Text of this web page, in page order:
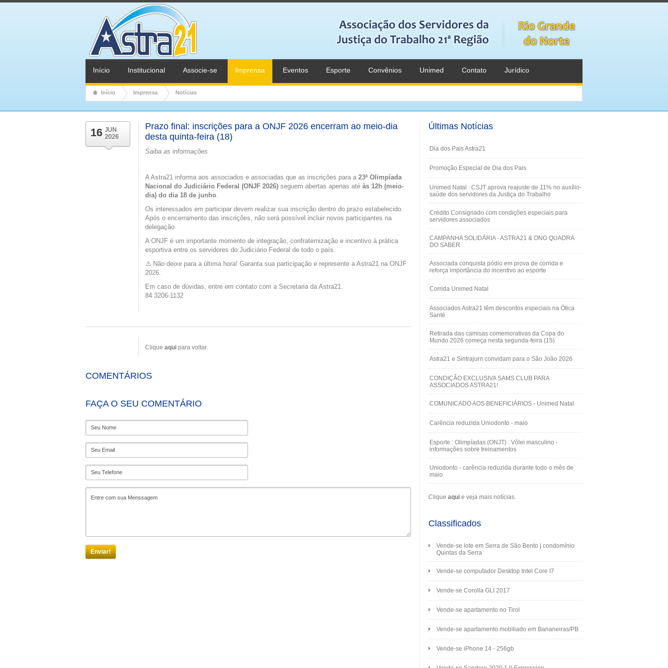
Início Institucional Associe-se Imprensa Eventos Esporte Convênios Unimed Contato Jurídico
Início Imprensa Notícias
16 JUN
2026
Prazo final: inscrições para a ONJF 2026 encerram ao meio-dia
desta quinta-feira (18)
Saiba as informações
A Astra21 informa aos associados e associadas que as inscrições para a 23ª Olimpíada
Nacional do Judiciário Federal (ONJF 2026) seguem abertas apenas até às 12h (meio-
dia) do dia 18 de junho.
Os interessados em participar devem realizar sua inscrição dentro do prazo estabelecido.
Após o encerramento das inscrições, não será possível incluir novos participantes na
delegação.
A ONJF é um importante momento de integração, confraternização e incentivo à prática
esportiva entre os servidores do Judiciário Federal de todo o país.
⚠️ Não deixe para a última hora! Garanta sua participação e represente a Astra21 na ONJF
2026.
Em caso de dúvidas, entre em contato com a Secretaria da Astra21.
84 3206-1132
Clique aqui para voltar.
COMENTÁRIOS
FAÇA O SEU COMENTÁRIO
Enviar!
Últimas Notícias
Dia dos Pais Astra21
Promoção Especial de Dia dos Pais
Unimed Natal : CSJT aprova reajuste de 11% no auxílio-
saúde dos servidores da Justiça do Trabalho
Crédito Consignado com condições especiais para
servidores associados
CAMPANHA SOLIDÁRIA - ASTRA21 & ONG QUADRA
DO SABER
Associada conquista pódio em prova de corrida e
reforça importância do incentivo ao esporte
Corrida Unimed Natal
Associados Astra21 têm descontos especiais na Ótica
Santé
Retirada das camisas comemorativas da Copa do
Mundo 2026 começa nesta segunda-feira (15)
Astra21 e Sintrajurn convidam para o São João 2026
CONDIÇÃO EXCLUSIVA SAMS CLUB PARA
ASSOCIADOS ASTRA21!
COMUNICADO AOS BENEFICIÁRIOS - Unimed Natal
Carência reduzida Uniodonto - maio
Esporte : Olimpíadas (ONJT) : Vôlei masculino -
informações sobre treinamentos
Uniodonto - carência reduzida durante todo o mês de
maio
Clique aqui e veja mais notícias.
Classificados
Vende-se lote em Serra de São Bento | condomínio
Quintas da Serra
Vende-se computador Desktop Intel Core I7
Vende-se Corolla GLI 2017
Vende-se apartamento no Tirol
Vende-se apartamento mobiliado em Bananeiras/PB
Vende-se iPhone 14 - 256gb